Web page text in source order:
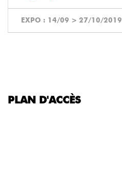
EXPO : 14/09 > 27/10/2019
PLAN D'ACCÈS